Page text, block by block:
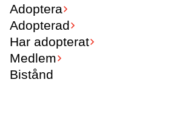
Adoptera
Adopterad
Har adopterat
Medlem
Bistånd